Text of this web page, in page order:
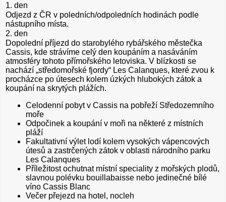
1. den
Odjezd z ČR v poledních/odpoledních hodinách podle
nástupního místa.
2. den
Dopolední příjezd do starobylého rybářského městečka
Cassis, kde strávíme celý den koupáním a nasáváním
atmosféry tohoto přímořského letoviska. V blízkosti se
nachází „středomořské fjordy“ Les Calanques, které zvou k
procházce po útesech kolem úzkých hlubokých zátok a
koupání na skrytých plážích.
Celodenní pobyt v Cassis na pobřeží Středozemního
moře
Odpočinek a koupání v moři na některé z místních
pláží
Fakultativní výlet lodí kolem vysokých vápencových
útesů a zastrčených zátok v oblasti národního parku
Les Calanques
Příležitost ochutnat místní speciality z mořských plodů,
slavnou polévku bouillabaisse nebo jedinečné bílé
víno Cassis Blanc
Večer přejezd na hotel, nocleh